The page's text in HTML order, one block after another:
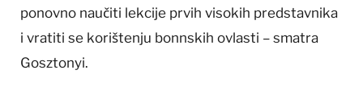
ponovno naučiti lekcije prvih visokih predstavnika
i vratiti se korištenju bonnskih ovlasti – smatra
Gosztonyi.